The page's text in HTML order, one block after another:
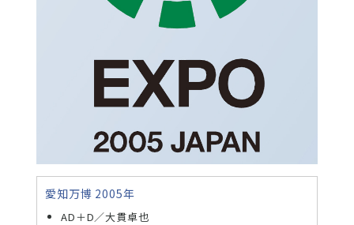
愛知万博 2005年
AD＋D／大貫卓也